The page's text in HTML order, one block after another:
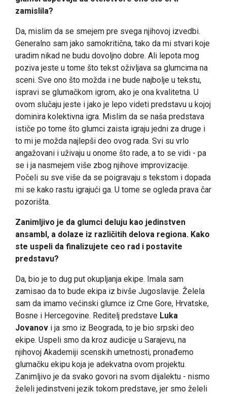
zamislila?
Da, mislim da se smejem pre svega njihovoj izvedbi.
Generalno sam jako samokritična, tako da mi stvari koje
uradim nikad ne budu dovoljno dobre. Ali lepota mog
poziva jeste u tome što tekst oživljava sa glumcima na
sceni. Sve ono što možda i ne bude najbolje u tekstu,
ispravi se glumačkom igrom, ako je ona kvalitetna. U
ovom slučaju jeste i jako je lepo videti predstavu u kojoj
dominira kolektivna igra. Mislim da se naša predstava
ističe po tome što glumci zaista igraju jedni za druge i
to mi je možda najlepši deo ovog rada. Svi su vrlo
angažovani i uživaju u onome što rade, a to se vidi - pa
se i ja nasmejem više zbog njihove improvizacije.
Počeli su sve više da se poigravaju s tekstom i dopada
mi se kako rastu igrajući ga. U tome se ogleda prava čar
pozorišta.
Zanimljivo je da glumci deluju kao jedinstven
ansambl, a dolaze iz različitih delova regiona. Kako
ste uspeli da finalizujete ceo rad i postavite
predstavu?
Da, bio je to dug put okupljanja ekipe. Imala sam
zamisao da to bude ekipa iz bivše Jugoslavije. Želela
sam da imamo većinski glumce iz Crne Gore, Hrvatske,
Bosne i Hercegovine. Reditelj predstave Luka
Jovanov i ja smo iz Beograda, to je bio srpski deo
ekipe. Uspeli smo da kroz audicije u Sarajevu, na
njihovoj Akademiji scenskih umetnosti, pronađemo
glumačku ekipu koja je adekvatna ovom projektu.
Zanimljivo je da svako govori na svom dijalektu - nismo
želeli jedinstveni jezik tokom predstave, jer smo želeli